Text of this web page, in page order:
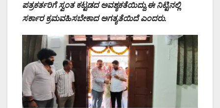
ಪತ್ರಕರ್ತರಿಗೆ ಸ್ವಂತ ಕಟ್ಟಡದ ಅವಶ್ಯಕತೆಯಿದ್ದು,ಈ ನಿಟ್ಟಿನಲ್ಲಿ
ಸರ್ಕಾರ ಕ್ರಮವಹಿಸಬೇಕಾದ ಅಗತ್ಯತೆಯಿದೆ ಎಂದರು.